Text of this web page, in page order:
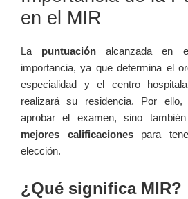
en‍ el MIR
La puntuación alcanzada en
importancia, ya que⁤ determina el
especialidad y el centro
realizará su⁤ residencia. Por
aprobar ⁤el ​examen, sino‍
mejores calificacionespara
elección.
¿Qué significa MIR?